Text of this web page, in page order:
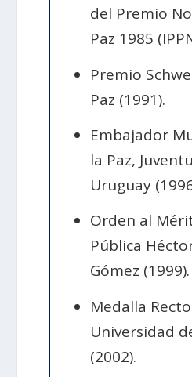
del Premio
Paz 1985
Premio
Paz (1991).
Embajador
la Paz,
Uruguay
Orden al
Pública
Gómez (1999).
Medalla
Universidad
(2002).